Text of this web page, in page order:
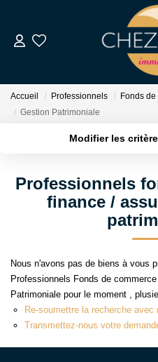
NOS
NOS
NOTRE
Notre
Accueil Professionnels Fonds
Gestion Patrimoniale
Modifier les
Sélectionnez...
Type de bien
Créer une alerte
Professionnels
finance /
Nous n'avons pas de biens à vous
Professionnels Fonds de
Patrimoniale pour le moment ,
Re-soumettre la recherche avec
Transmettez-nous votre